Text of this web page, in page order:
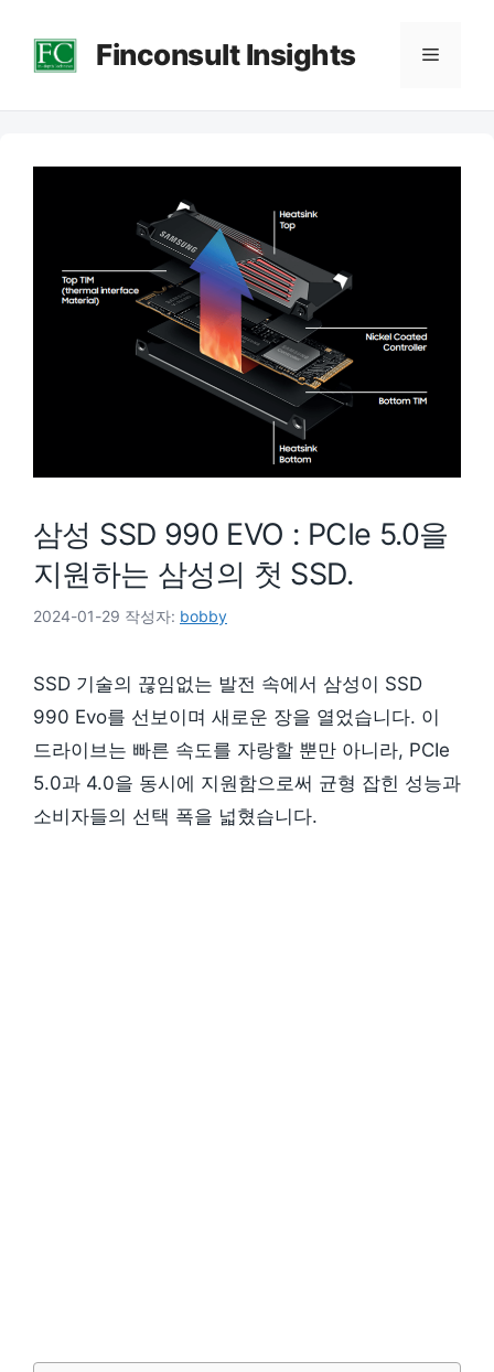
로
Finconsult Insights 메
삼성 SSD 990 EVO : PCIe 5.0을
지원하는 삼성의 첫 SSD.
2024-01-29 작성자: bobby
SSD 기술의 끊임없는 발전 속에서 삼성이 SSD
990 Evo를 선보이며 새로운 장을 열었습니다. 이
드라이브는 빠른 속도를 자랑할 뿐만 아니라, PCIe
5.0과 4.0을 동시에 지원함으로써 균형 잡힌 성능과
소비자들의 선택 폭을 넓혔습니다.